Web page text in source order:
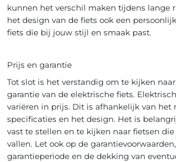
kunnen het verschil maken tijdens lange
het design van de fiets ook een
fiets die bij jouw stijl en smaak past.
Prijs en garantie
Tot slot is het verstandig om te kijken
garantie van de elektrische fiets.
variëren in prijs. Dit is afhankelijk van het
specificaties en het design. Het is
vast te stellen en te kijken naar fietsen
vallen. Let ook op de
garantieperiode en de dekking van